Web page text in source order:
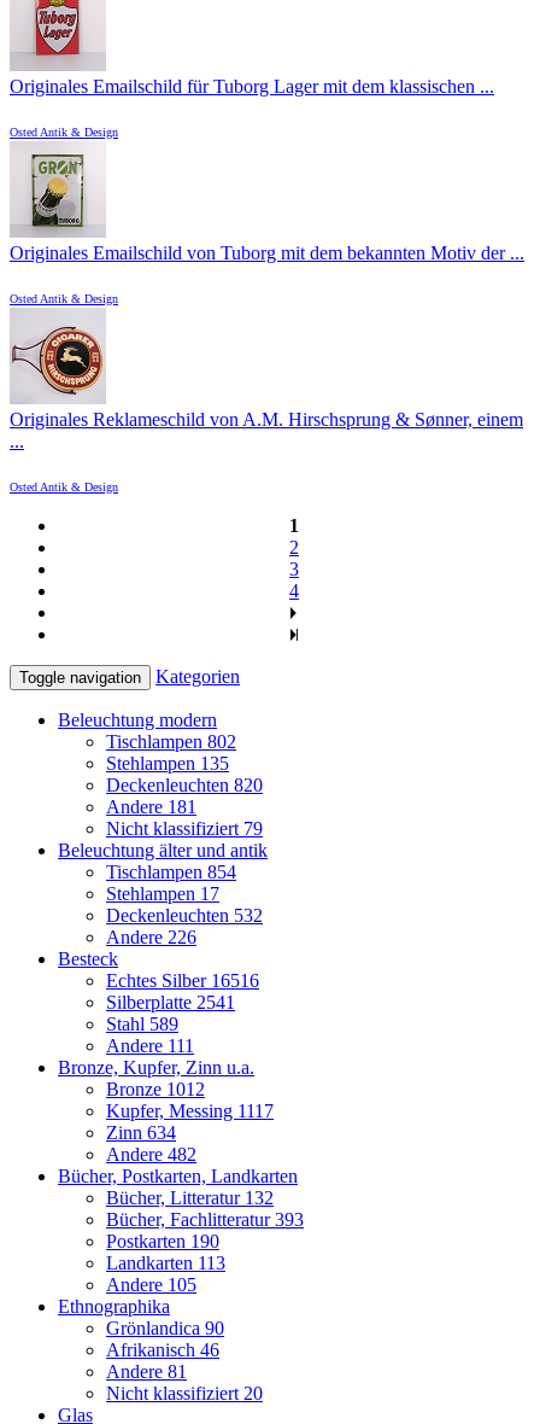
Originales Emailschild für Tuborg Lager mit dem klassischen ...
Osted Antik & Design
Originales Emailschild von Tuborg mit dem bekannten Motiv der ...
Osted Antik & Design
Originales Reklameschild von A.M. Hirschsprung & Sønner, einem
...
Osted Antik & Design
1
2
3
4
Toggle navigation Kategorien
Beleuchtung modern
Tischlampen 802
Stehlampen 135
Deckenleuchten 820
Andere 181
Nicht klassifiziert 79
Beleuchtung älter und antik
Tischlampen 854
Stehlampen 17
Deckenleuchten 532
Andere 226
Besteck
Echtes Silber 16516
Silberplatte 2541
Stahl 589
Andere 111
Bronze, Kupfer, Zinn u.a.
Bronze 1012
Kupfer, Messing 1117
Zinn 634
Andere 482
Bücher, Postkarten, Landkarten
Bücher, Litteratur 132
Bücher, Fachlitteratur393
Postkarten 190
Landkarten 113
Andere 105
Ethnographika
Grönlandica 90
Afrikanisch 46
Andere 81
Nicht klassifiziert 20
Glas